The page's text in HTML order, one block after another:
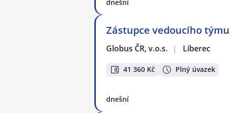
dnešní
Zástupce vedoucího
Globus ČR, v.o.s. | Liberec
41 360 Kč Plný úvazek
dnešní